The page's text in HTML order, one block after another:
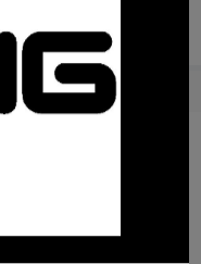
bra
Fri frakt över
1500:-